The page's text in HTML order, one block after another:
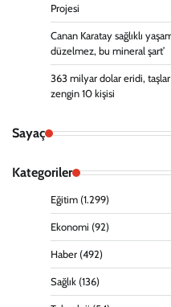
Projesi
Canan Karatay sağlıklı
düzelmez, bu mineral şart’
363 milyar dolar eridi,
zengin 10 kişisi
Sayaç
Kategoriler
Eğitim (1.299)
Ekonomi (92)
Haber (492)
Sağlık (136)